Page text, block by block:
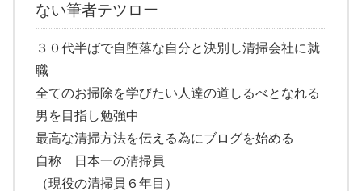
ない筆者テツロー
３０代半ばで自堕落な自分と決別し清掃会社に就
職
全てのお掃除を学びたい人達の道しるべとなれる
男を目指し勉強中
最高な清掃方法を伝える為にブログを始める
自称 日本一の清掃員
（現役の清掃員６年目）